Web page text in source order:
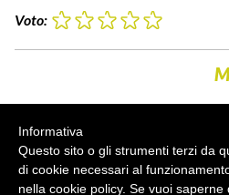
Voto:
Informativa
Questo sito o gli strumenti terzi da
di cookie necessari al
nella cookie policy. Se vuoi